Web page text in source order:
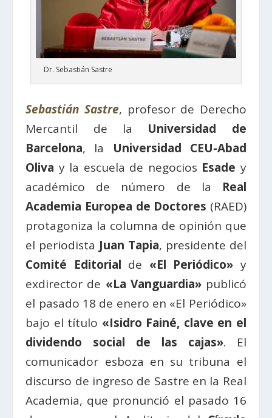
Dr. Sebastián Sastre
Sebastián Sastre, profesor de Derecho
Mercantil de la Universidad de
Barcelona, la Universidad CEU-Abad
Oliva y la escuela de negocios Esade y
académico de número de la Real
Academia Europea de Doctores (RAED)
protagoniza la columna de opinión que
el periodista Juan Tapia, presidente del
Comité Editorial de «El Periódico» y
exdirector de «La Vanguardia»publicó
el pasado 18 de enero en «El Periódico»
bajo el título «Isidro Fainé, clave en el
dividendo social de las cajas». El
comunicador esboza en su tribuna el
discurso de ingreso de Sastre en la Real
Academia, que pronunció el pasado 16